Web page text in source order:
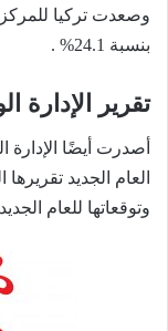
وصعدت تركيا
بنسبة 24.1% .
تقرير الإدارة
أصدرت أيضًا
وتوقعاتها للعام